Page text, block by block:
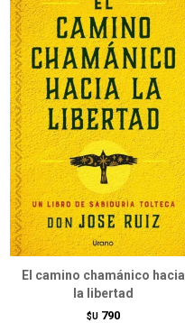
El camino chamánico hacia
la libertad
$U 790